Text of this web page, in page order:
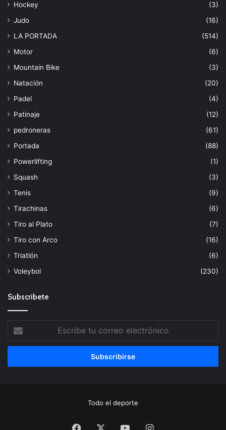
Hockey
(3)
Judo
(16)
LA PORTADA
(514)
Motor
(6)
Mountain Bike
(3)
Natación
(20)
Padel
(4)
Patinaje
(12)
pedroneras
(61)
Portada
(88)
Powerlifting
(1)
Squash
(3)
Tenis
(9)
Tirachinas
(6)
Tiro al Plato
(7)
Tiro con Arco
(16)
Triatlón
(6)
Voleybol
(230)
Subscribete
tu
correo
Todo el deporte
Facebook YouTubeInstagram